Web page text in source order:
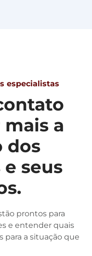
especialistas
a
dos
seus
prontos para
e entender quais
para a situação que